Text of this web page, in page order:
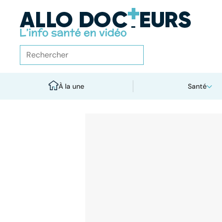
À la une Santé